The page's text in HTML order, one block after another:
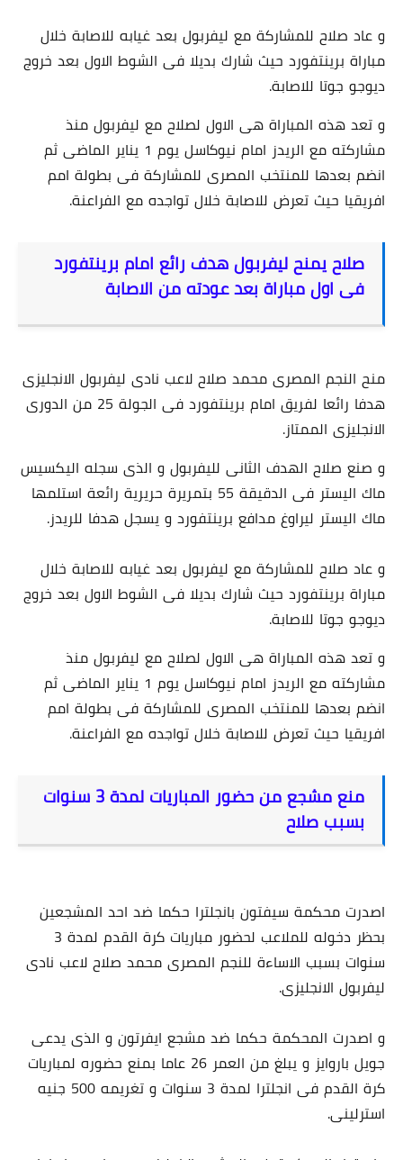
و عاد صلاح للمشاركة مع ليفربول بعد غيابه للاصابة خلال
مباراة برينتفورد حيث شارك بديلا فى الشوط الاول بعد خروج
ديوجو جوتا للاصابة.
و تعد هذه المباراة هى الاول لصلاح مع ليفربول منذ
مشاركته مع الريدز امام نيوكاسل يوم 1 يناير الماضى ثم
انضم بعدها للمنتخب المصرى للمشاركة فى بطولة امم
افريقيا حيث تعرض للاصابة خلال تواجده مع الفراعنة.
صلاح يمنح ليفربول هدف رائع امام برينتفورد
فى اول مباراة بعد عودته من الاصابة
منح النجم المصرى محمد صلاح لاعب نادى ليفربول الانجليزى
هدفا رائعا لفريق امام برينتفورد فى الجولة 25 من الدورى
الانجليزى الممتاز.
و صنع صلاح الهدف الثانى لليفربول و الذى سجله اليكسيس
ماك اليستر فى الدقيقة 55 بتمريرة حريرية رائعة استلمها
ماك اليستر ليراوغ مدافع برينتفورد و يسجل هدفا للريدز.
و عاد صلاح للمشاركة مع ليفربول بعد غيابه للاصابة خلال
مباراة برينتفورد حيث شارك بديلا فى الشوط الاول بعد خروج
ديوجو جوتا للاصابة.
و تعد هذه المباراة هى الاول لصلاح مع ليفربول منذ
مشاركته مع الريدز امام نيوكاسل يوم 1 يناير الماضى ثم
انضم بعدها للمنتخب المصرى للمشاركة فى بطولة امم
افريقيا حيث تعرض للاصابة خلال تواجده مع الفراعنة.
منع مشجع من حضور المباريات لمدة 3 سنوات
بسبب صلاح
اصدرت محكمة سيفتون بانجلترا حكما ضد احد المشجعين
بحظر دخوله للملاعب لحضور مباريات كرة القدم لمدة 3
سنوات بسبب الاساءة للنجم المصرى محمد صلاح لاعب نادى
ليفربول الانجليزى.
و اصدرت المحكمة حكما ضد مشجع ايفرتون و الذى يدعى
جويل باروايز و يبلغ من العمر 26 عاما بمنع حضوره لمباريات
كرة القدم فى انجلترا لمدة 3 سنوات و تغريمه 500 جنيه
استرلينى.